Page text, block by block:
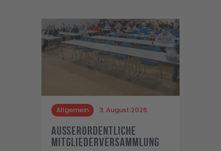
Unser Verein
Unser Sport
Kontakt
Datenschutz
Allgemein 3. August 2026
Außerordentliche
Mitgliederversammlung